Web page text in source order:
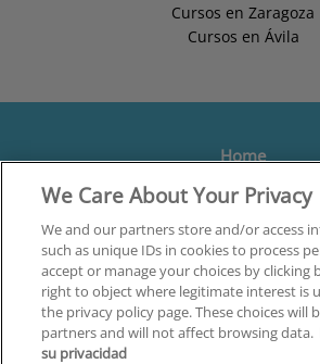
Cursos en Zaragoza
Cursos en Ávila
Home
Formación
Centros
Orientación
Quiénes somos
Contacta
We Care About Your Privacy
We and our partners store and/or access
such as unique IDs in cookies to process
accept or manage your choices by clicking
right to object where legitimate interest is
the privacy policy page. These choices will
partners and will not affect browsing data.
su privacidad